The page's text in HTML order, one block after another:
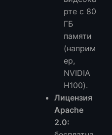
рте с 80
ГБ
памяти
(наприм
ер,
NVIDIA
H100).
Лицензия
Apache
2.0: